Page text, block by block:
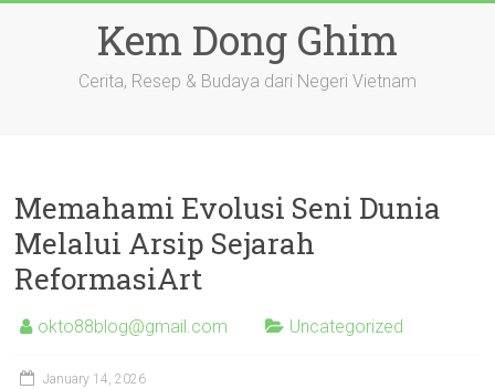
Kem Dong Ghim
Cerita, Resep & Budaya dari Negeri Vietnam
Memahami Evolusi Seni Dunia
Melalui Arsip Sejarah
ReformasiArt
okto88blog@gmail.com Uncategorized
January 14, 2026